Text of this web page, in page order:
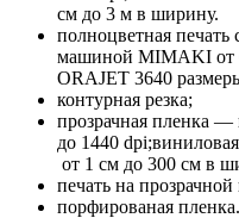
см до 3 м в ширину.
полноцветная
машиной MIMAKI от
ORAJET 3640
контурная резка;
прозрачная пленка
до 1440
от 1 см до 300 см в
печать на
порфированая пленка.